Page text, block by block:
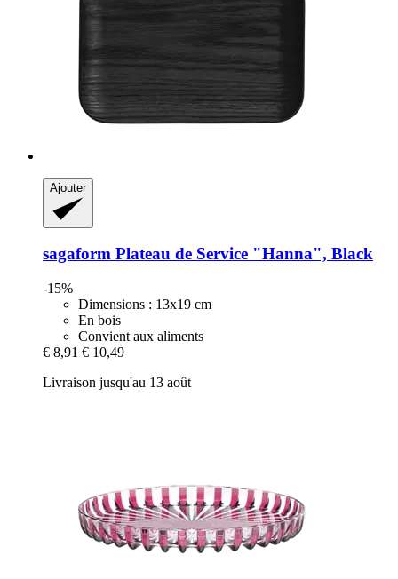
Ajouter
sagaform Plateau de Service "Hanna", Black
-15%
Dimensions : 13x19 cm
En bois
Convient aux aliments
€ 8,91 € 10,49
Livraison jusqu'au 13 août